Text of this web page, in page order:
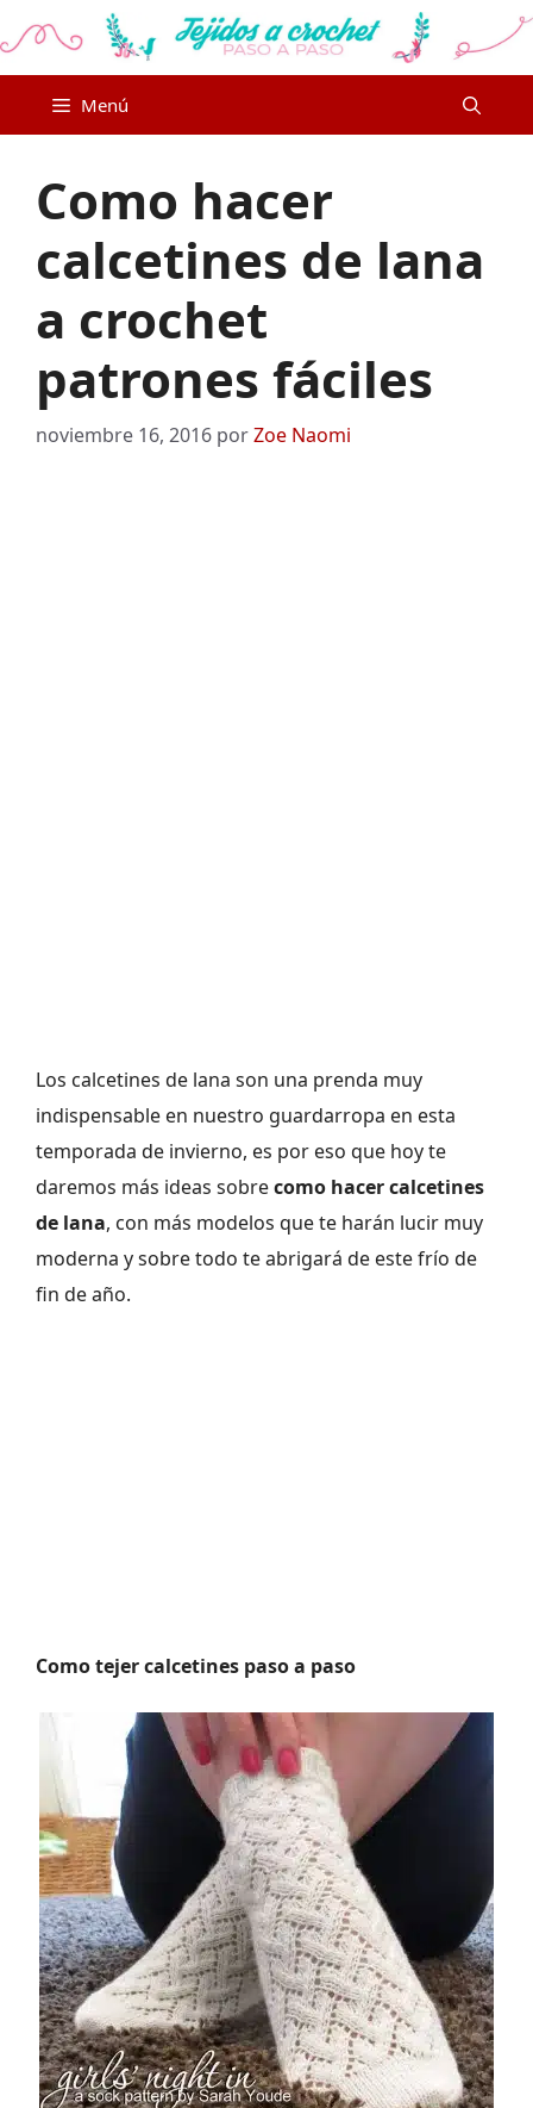
al
Menú
Como hacer
calcetines de lana
a crochet
patrones fáciles
noviembre 16, 2016 porZoe Naomi
Los calcetines de lana son una prenda muy
indispensable en nuestro guardarropa en esta
temporada de invierno, es por eso que hoy te
daremos más ideas sobrecomo hacer calcetines
de lana, con más modelos que te harán lucir muy
moderna y sobre todo te abrigará de este frío de
fin de año.
Como tejer calcetines paso a paso